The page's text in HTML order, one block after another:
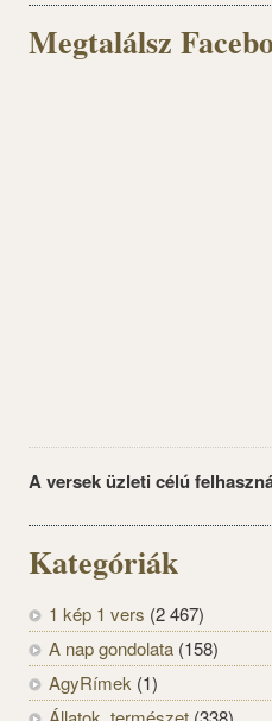
Megtalálsz
A versek üzleti célú
Kategóriák
1 kép 1 vers (2 467)
A nap gondolata (158)
AgyRímek (1)